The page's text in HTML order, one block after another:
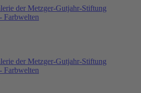
der Metzger-Gutjahr-Stiftung
Farbwelten
der Metzger-Gutjahr-Stiftung
Farbwelten